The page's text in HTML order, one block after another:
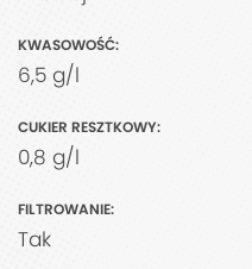
KWASOWOŚĆ:
6,5 g/l
CUKIER RESZTKOWY:
0,8 g/l
FILTROWANIE:
Tak